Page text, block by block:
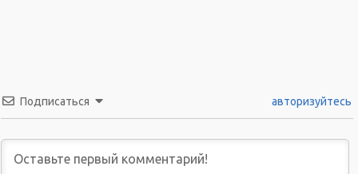
Подписаться авторизуйтесь